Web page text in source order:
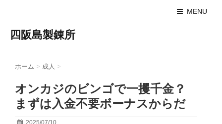
MENU
四阪島製錬所
ホーム > 成人 >
オンカジのビンゴで一攫千金？
まずは入金不要ボーナスからだ
2025/07/10